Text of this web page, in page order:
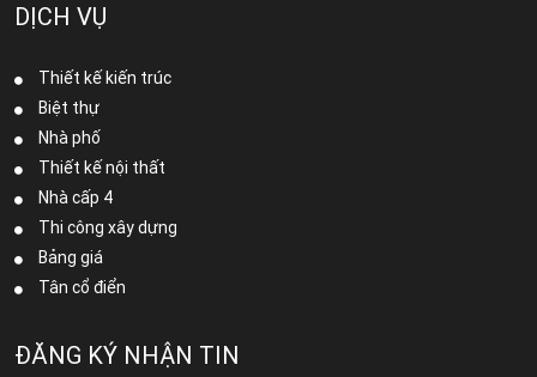
DỊCH VỤ
Thiết kế kiến trúc
Biệt thự
Nhà phố
Thiết kế nội thất
Nhà cấp 4
Thi công xây dựng
Bảng giá
Tân cổ điển
ĐĂNG KÝ NHẬN TIN